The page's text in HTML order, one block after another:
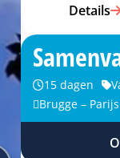
Details
15 dagen
Brugge – Parijs